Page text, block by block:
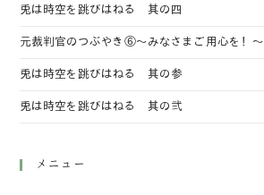
兎は時空を跳びはねる 其の四
元裁判官のつぶやき⑥～みなさまご用心を！～
兎は時空を跳びはねる 其の参
兎は時空を跳びはねる 其の弐
メニュー